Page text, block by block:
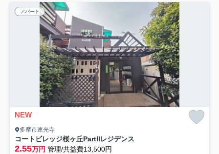
アパート
NEW
多摩市連光寺
コートビレッジ桜ヶ丘PartIIレジデンス
2.55万円 管理/共益費13,500円